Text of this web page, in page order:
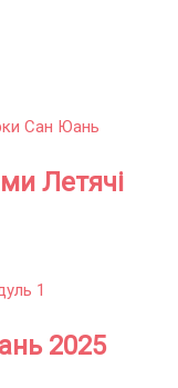
Летячі
2025